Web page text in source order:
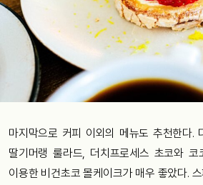
마지막으로 커피 이외의 메뉴도 추천한다.
딸기머랭 룰라드, 더치프로세스 초코와 코
이용한 비건초코 몰케이크가 매우 좋았다.